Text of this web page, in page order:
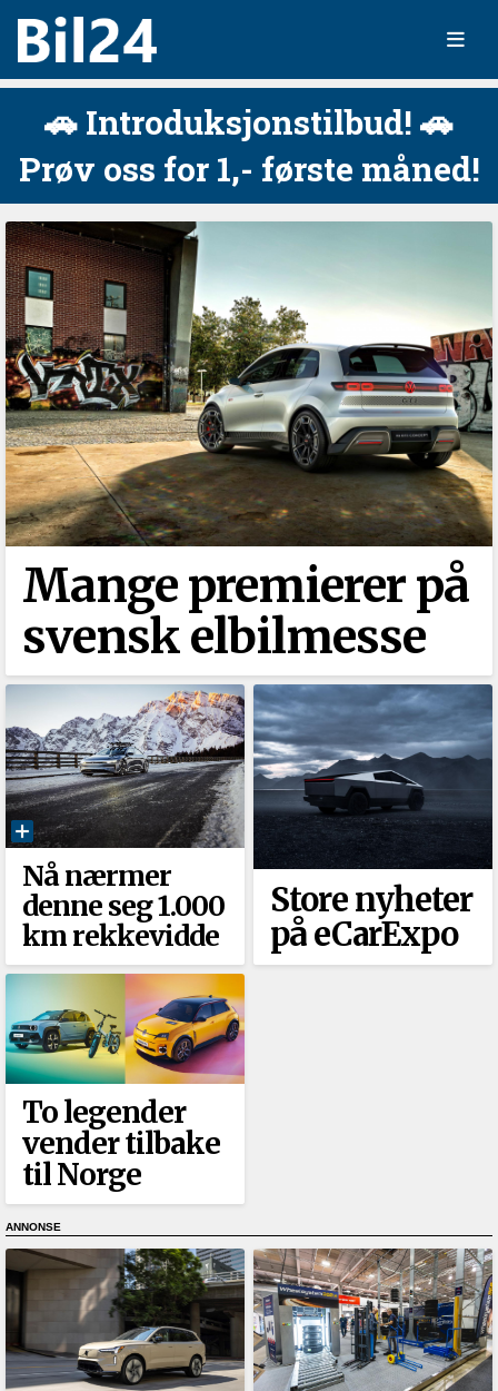
🚗 Introduksjonstilbud! 🚗
Prøv oss for 1,- første måned!
Mange premierer på
svensk elbilmesse
Nå nærmer
denne seg 1.000
km rekkevidde
Store nyheter
på eCarExpo
To legender
vender tilbake
til Norge